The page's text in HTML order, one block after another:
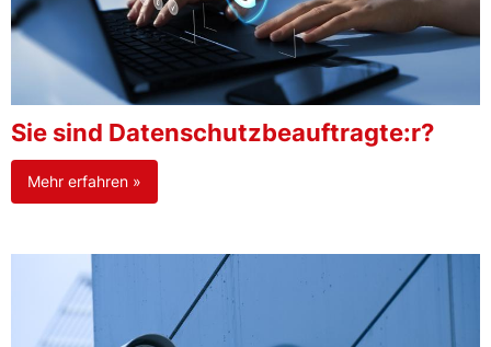
Sie sind Datenschutzbeauftragte:r?
Mehr erfahren »